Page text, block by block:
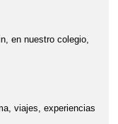
en nuestro colegio,
viajes, experiencias